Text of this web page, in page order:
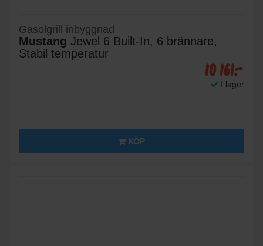
Gasolgrill inbyggnad
Mustang Jewel 6 Built-In, 6 brännare,
Stabil temperatur
10 161:-
I lager
KÖP